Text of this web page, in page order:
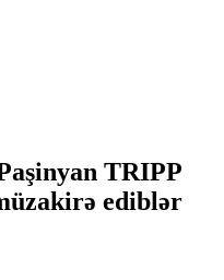
TRIPP
ediblər